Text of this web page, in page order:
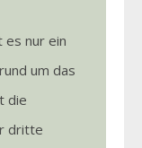
es nur ein
um das
die
dritte